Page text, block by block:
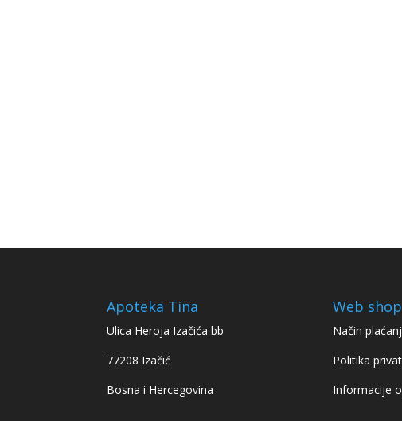
Apoteka Tina
Ulica Heroja Izačića bb
77208 Izačić
Bosna i Hercegovina
Web
Način
Politika
Informacije